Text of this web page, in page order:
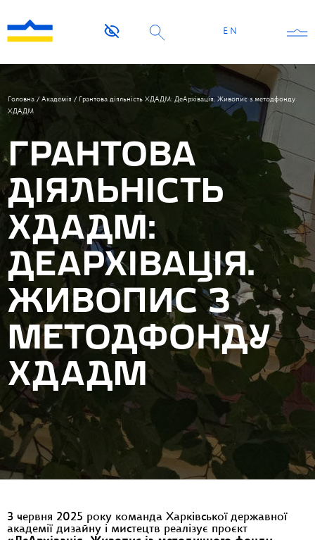
EN
Головна / Академія / Грантова діяльність ХДАДМ: ДеАрхівація. Живопис з методфонду
ХДАДМ
ГРАНТОВА
ДІЯЛЬНІСТЬ
ХДАДМ:
ДЕАРХІВАЦІЯ.
ЖИВОПИС З
МЕТОДФОНДУ
ХДАДМ
З червня 2025 року команда Харківської державної
академії дизайну і мистецтв реалізує проєкт